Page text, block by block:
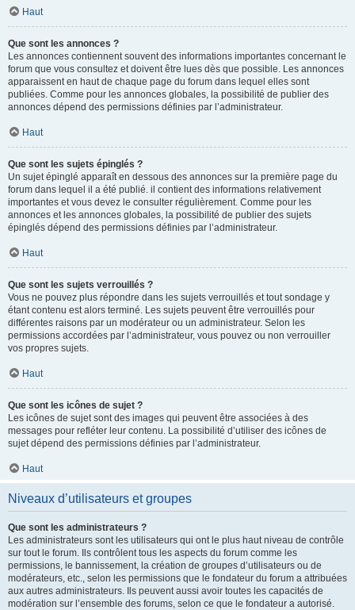
Haut
Que sont les annonces ?
Les annonces contiennent souvent des informations importantes concernant le
forum que vous consultez et doivent être lues dès que possible. Les annonces
apparaissent en haut de chaque page du forum dans lequel elles sont
publiées. Comme pour les annonces globales, la possibilité de publier des
annonces dépend des permissions définies par l’administrateur.
Haut
Que sont les sujets épinglés ?
Un sujet épinglé apparaît en dessous des annonces sur la première page du
forum dans lequel il a été publié. il contient des informations relativement
importantes et vous devez le consulter régulièrement. Comme pour les
annonces et les annonces globales, la possibilité de publier des sujets
épinglés dépend des permissions définies par l’administrateur.
Haut
Que sont les sujets verrouillés ?
Vous ne pouvez plus répondre dans les sujets verrouillés et tout sondage y
étant contenu est alors terminé. Les sujets peuvent être verrouillés pour
différentes raisons par un modérateur ou un administrateur. Selon les
permissions accordées par l’administrateur, vous pouvez ou non verrouiller
vos propres sujets.
Haut
Que sont les icônes de sujet ?
Les icônes de sujet sont des images qui peuvent être associées à des
messages pour refléter leur contenu. La possibilité d’utiliser des icônes de
sujet dépend des permissions définies par l’administrateur.
Haut
Niveaux d’utilisateurs et groupes
Que sont les administrateurs ?
Les administrateurs sont les utilisateurs qui ont le plus haut niveau de contrôle
sur tout le forum. Ils contrôlent tous les aspects du forum comme les
permissions, le bannissement, la création de groupes d’utilisateurs ou de
modérateurs, etc., selon les permissions que le fondateur du forum a attribuées
aux autres administrateurs. Ils peuvent aussi avoir toutes les capacités de
modération sur l’ensemble des forums, selon ce que le fondateur a autorisé.